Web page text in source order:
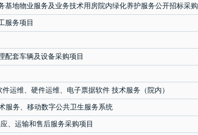
基地物业服务及业务技术用房院内绿化养护服务公开招标采购
服务项目
配套车辆及设备采购项目
运维、硬件运维、电子票据软件 技术服务（院内）
服务、移动数字公共卫生服务系统
、运输和售后服务采购项目